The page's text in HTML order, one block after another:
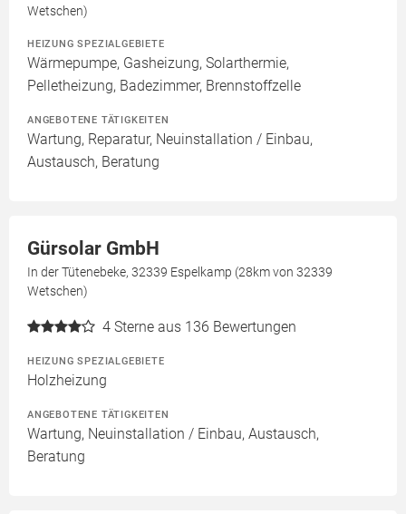
Wetschen)
HEIZUNG SPEZIALGEBIETE
Wärmepumpe, Gasheizung, Solarthermie,
Pelletheizung, Badezimmer, Brennstoffzelle
ANGEBOTENE TÄTIGKEITEN
Wartung, Reparatur, Neuinstallation / Einbau,
Austausch, Beratung
Gürsolar GmbH
In der Tütenebeke, 32339 Espelkamp (28km von 32339
Wetschen)
4 Sterne aus 136 Bewertungen
HEIZUNG SPEZIALGEBIETE
Holzheizung
ANGEBOTENE TÄTIGKEITEN
Wartung, Neuinstallation / Einbau, Austausch,
Beratung